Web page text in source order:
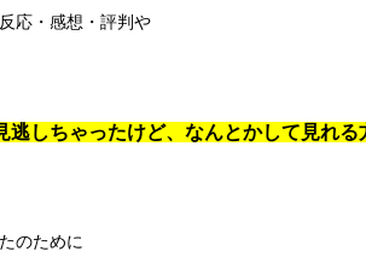
応・感想・評判や
逃しちゃったけど、なんとかして見れる
のために